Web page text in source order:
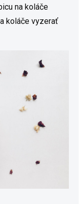
na koláče
koláče vyzerať